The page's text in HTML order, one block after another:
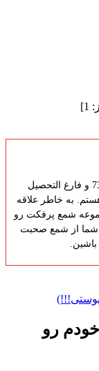
1
]
من علیرضا ریاحی متولد سال 73 و فارغ التحصیل
به خاطر علاقه
شمع پرفکت رو
شما از شمع صحبت
باشین.
پوستی!!!)
رو